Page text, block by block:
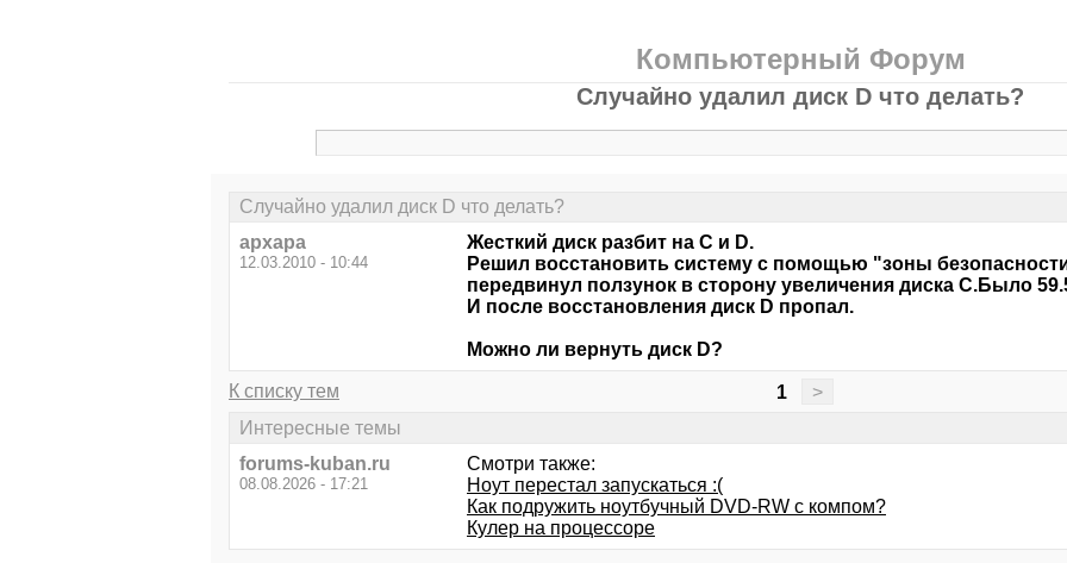
Компьютерный Форум
Случайно удалил диск D что делать?
Случайно удалил диск D что делать?
архара
12.03.2010 - 10:44
Жесткий диск разбит на С и D.
Решил восстановить систему с помощью "зоны
передвинул ползунок в сторону увеличения диска С.Было
И после восстановления диск D пропал.
Можно ли вернуть диск D?
К списку тем 1 >
Интересные темы
forums-kuban.ru
08.08.2026 - 17:21
Смотри также:
Ноут перестал запускаться :(
Как подружить ноутбучный DVD-RW с компом?
Кулер на процессоре